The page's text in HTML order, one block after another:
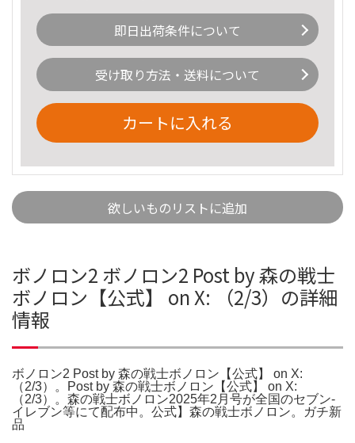
即日出荷条件について
受け取り方法・送料について
カートに入れる
欲しいものリストに追加
ボノロン2 ボノロン2 Post by 森の戦士
ボノロン【公式】 on X: （2/3）の詳細
情報
ボノロン2 Post by 森の戦士ボノロン【公式】 on X:
（2/3）。Post by 森の戦士ボノロン【公式】 on X:
（2/3）。森の戦士ボノロン2025年2月号が全国のセブン-
イレブン等にて配布中。公式】森の戦士ボノロン。ガチ新
品